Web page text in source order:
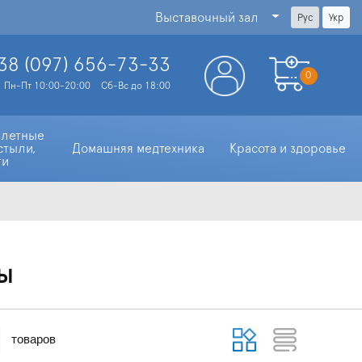
Выставочный зал Рус Укр
(097) 656-73-33
Пн-Пт 10:00-20:00 Сб-Вс до 18:00
0
Домашняя медтехника Красота и здоровье
товаров